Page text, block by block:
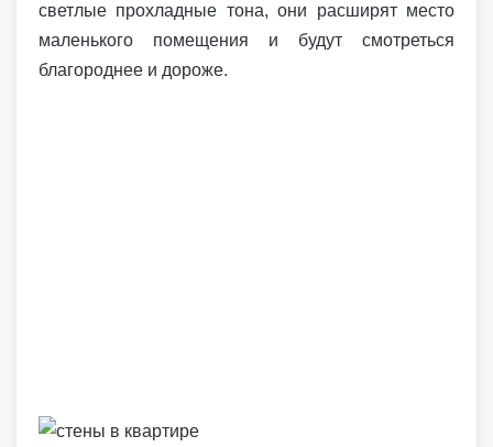
светлые прохладные тона, они расширят место
маленького помещения и будут смотреться
благороднее и дороже.